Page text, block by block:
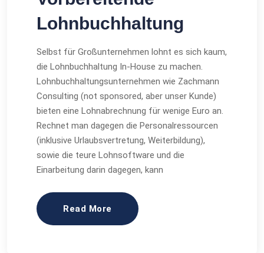
Lohnbuchhaltung
Selbst für Großunternehmen lohnt es sich kaum,
die Lohnbuchhaltung In-House zu machen.
Lohnbuchhaltungsunternehmen wie Zachmann
Consulting (not sponsored, aber unser Kunde)
bieten eine Lohnabrechnung für wenige Euro an.
Rechnet man dagegen die Personalressourcen
(inklusive Urlaubsvertretung, Weiterbildung),
sowie die teure Lohnsoftware und die
Einarbeitung darin dagegen, kann
Read More